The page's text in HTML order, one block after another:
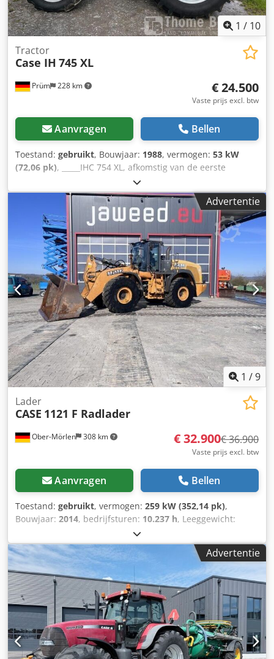
1 / 10
Prüm 228 km
Tractor
Case IH 745 XL
€ 24.500
Vaste prijs excl. btw
Aanvragen Bellen
Toestand: gebruikt, Bouwjaar: 1988, vermogen: 53 kW
(72,06 pk), _____IHC 754 XL, afkomstig van de eerste
eigenaar, in uitstekende staat. Dedpfezdmutsx Am Usck
Bedrijfstijden: ca. 8.600 uur. Bouwjaar: 1988. Voorste
hefinrichting. Voorste aftakas. 30 km/u versnellingsbak.
Prijs: € 24.500,00 (exclusief BTW). Locatie: null
Advertentie
1 /9
Ober-Mörlen 308 km
Lader
CASE 1121 F Radlader
€ 32.900€ 36.900
Vaste prijs excl. btw
Aanvragen Bellen
Toestand: gebruikt, vermogen: 259 kW (352,14 pk),
Bouwjaar: 2014, bedrijfsturen: 10.237 h, Leeggewicht:
27.024 kg Neem contact op met Emal Jaweed voor meer
informatie. Wiellader, Case 1121F, bouwjaar 2014,
bedrijfsuren: 10.237 h, lengte: 8.960 mm, breedte: 2.990
mm, hoogte: 3.570 mm, maximaal toegestaan
totaalgewicht: 27.024 kg, motor: Case, motorvermogen: 239
kW, airconditioning, weegsysteem, extra hydraulica,
achteruitrijcamera, automatische smering, bakafmetingen:
lengte: 1.800 mm, breedte: 3.000 mm, hoogte: 1.750 mm,
video beschikbaar. Dcjdpfx Amsyn Nfwe Ujk Overig: * Wij
bieden meer dan 200 eenheden te koop aan. * Onze
Advertentie